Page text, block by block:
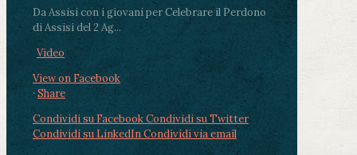
Da Assisi con i giovani per Celebrare il Perdono
di Assisi del 2 Ag...
Video
View on Facebook
· Share
Condividi su FacebookCondividi su Twitter
Condividi su LinkedInCondividi via email